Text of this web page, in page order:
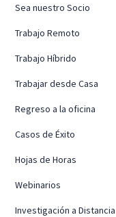
Sea nuestro Socio
Trabajo Remoto
Trabajo Híbrido
Trabajar desde Casa
Regreso a la oficina
Casos de Éxito
Hojas de Horas
Webinarios
Investigación a Distancia